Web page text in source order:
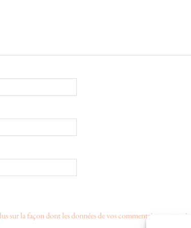
sur la façon dont les données de vos commentaires sont